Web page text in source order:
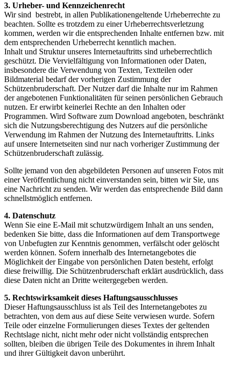
3. Urheber- und Kennzeichenrecht
Wir sind bestrebt, in allen Publikationengeltende Urheberrechte zu
beachten. Sollte es trotzdem zu einer Urheberrechtsverletzung
kommen, werden wir die entsprechenden Inhalte entfernen bzw. mit
dem entsprechenden Urheberrecht kenntlich machen.
Inhalt und Struktur unseres Internetauftritts sind urheberrechtlich
geschützt. Die Vervielfältigung von Informationen oder Daten,
insbesondere die Verwendung von Texten, Textteilen oder
Bildmaterial bedarf der vorherigen Zustimmung der
Schützenbruderschaft. Der Nutzer darf die Inhalte nur im Rahmen
der angebotenen Funktionalitäten für seinen persönlichen Gebrauch
nutzen. Er erwirbt keinerlei Rechte an den Inhalten oder
Programmen. Wird Software zum Download angeboten, beschränkt
sich die Nutzungsberechtigung des Nutzers auf die persönliche
Verwendung im Rahmen der Nutzung des Internetauftritts. Links
auf unsere Internetseiten sind nur nach vorheriger Zustimmung der
Schützenbruderschaft zulässig.
Sollte jemand von den abgebildeten Personen auf unseren Fotos mit
einer Veröffentlichung nicht einverstanden sein, bitten wir Sie, uns
eine Nachricht zu senden. Wir werden das entsprechende Bild dann
schnellstmöglich entfernen.
4. Datenschutz
Wenn Sie eine E-Mail mit schutzwürdigem Inhalt an uns senden,
bedenken Sie bitte, dass die Informationen auf dem Transportwege
von Unbefugten zur Kenntnis genommen, verfälscht oder gelöscht
werden können. Sofern innerhalb des Internetangebotes die
Möglichkeit der Eingabe von persönlichen Daten besteht, erfolgt
diese freiwillig. Die Schützenbruderschaft erklärt ausdrücklich, dass
diese Daten nicht an Dritte weitergegeben werden.
5. Rechtswirksamkeit dieses Haftungsausschlusses
Dieser Haftungsausschluss ist als Teil des Internetangebotes zu
betrachten, von dem aus auf diese Seite verwiesen wurde. Sofern
Teile oder einzelne Formulierungen dieses Textes der geltenden
Rechtslage nicht, nicht mehr oder nicht vollständig entsprechen
sollten, bleiben die übrigen Teile des Dokumentes in ihrem Inhalt
und ihrer Gültigkeit davon unberührt.